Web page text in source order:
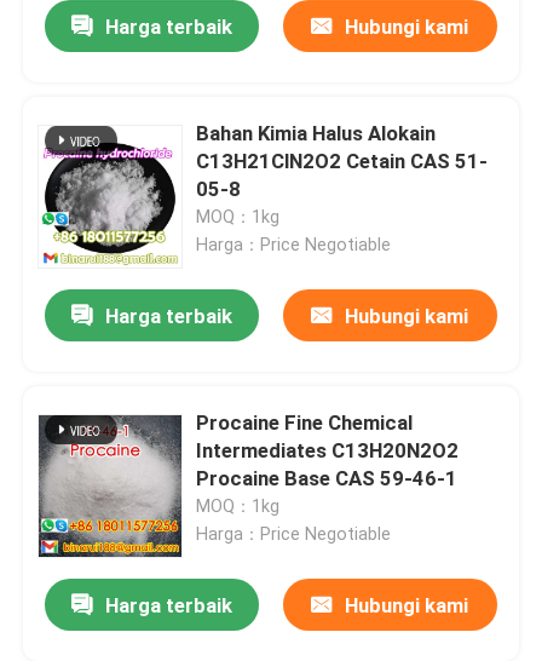
Harga terbaik Hubungi kami
Bahan Kimia Halus Alokain
C13H21ClN2O2 Cetain CAS 51-
05-8
MOQ：1kg
Harga：Price Negotiable
Harga terbaik Hubungi kami
Procaine Fine Chemical
Intermediates C13H20N2O2
Procaine Base CAS 59-46-1
MOQ：1kg
Harga：Price Negotiable
Harga terbaik Hubungi kami